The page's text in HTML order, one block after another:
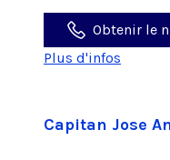
Obtenir le
Plus d'infos
Capitan Jose